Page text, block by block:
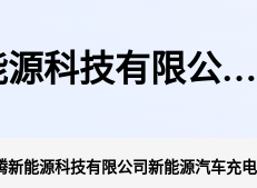
科技有限公司
新能源科技有限公司新能源汽车充